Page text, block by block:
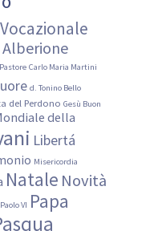
Carlo Maria Martini
d. Tonino Bello
del Perdono Gesù Buon
della
Libertá
Misericordia
Natale Novità
Paolo VI Papa